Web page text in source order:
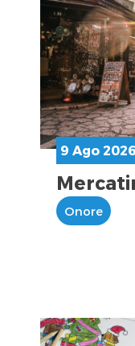
9 Ago 2026
Onore